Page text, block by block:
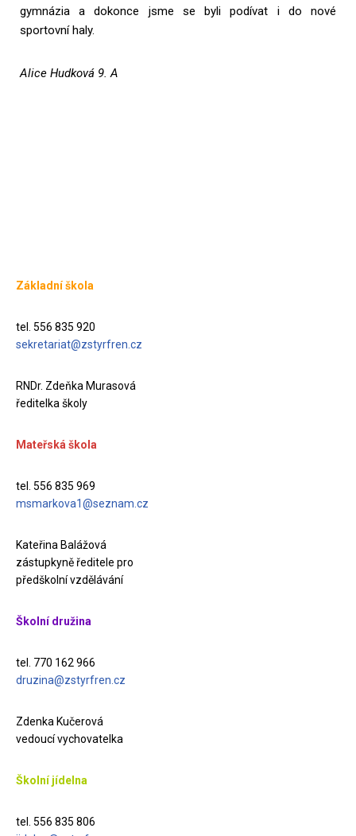
gymnázia a dokonce jsme se byli podívat i do nové
sportovní haly.
Alice Hudková 9. A
Základní škola
tel. 556 835 920
sekretariat@zstyrfren.cz
RNDr. Zdeňka Murasová
ředitelka školy
Mateřská škola
tel. 556 835 969
msmarkova1@seznam.cz
Kateřina Balážová
zástupkyně ředitele pro
předškolní vzdělávání
Školní družina
tel. 770 162 966
druzina@zstyrfren.cz
Zdenka Kučerová
vedoucí vychovatelka
Školní jídelna
tel. 556 835 806